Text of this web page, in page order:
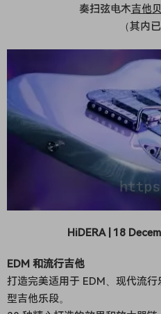
奏扫弦电木吉他
（其内
HiDERA | 18
EDM 和流行吉他
打造完美适用于 EDM、现代流
型吉他乐段。